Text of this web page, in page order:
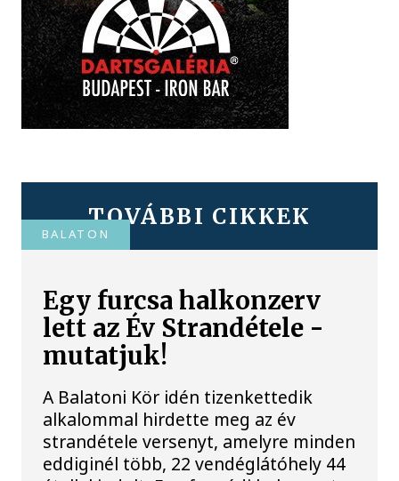
TOVÁBBI CIKKEK
BALATON
Egy furcsa halkonzerv
lett az Év Strandétele -
mutatjuk!
A Balatoni Kör idén tizenkettedik
alkalommal hirdette meg az év
strandétele versenyt, amelyre minden
eddiginél több, 22 vendéglátóhely 44